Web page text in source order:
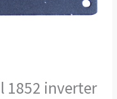
1852 inverter